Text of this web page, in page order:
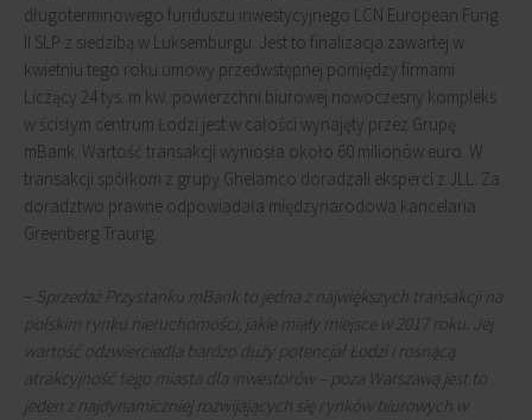
długoterminowego funduszu inwestycyjnego LCN European Fung
II SLP z siedzibą w Luksemburgu. Jest to finalizacja zawartej w
kwietniu tego roku umowy przedwstępnej pomiędzy firmami.
Liczący 24 tys. m kw. powierzchni biurowej nowoczesny kompleks
w ścisłym centrum Łodzi jest w całości wynajęty przez Grupę
mBank. Wartość transakcji wyniosła około 60 milionów euro. W
transakcji spółkom z grupy Ghelamco doradzali eksperci z JLL. Za
doradztwo prawne odpowiadała międzynarodowa kancelaria
Greenberg Traurig.
– Sprzedaż Przystanku mBank to jedna z największych transakcji na
polskim rynku nieruchomości, jakie miały miejsce w 2017 roku. Jej
wartość odzwierciedla bardzo duży potencjał Łodzi i rosnącą
atrakcyjność tego miasta dla inwestorów – poza Warszawą jest to
jeden z najdynamiczniej rozwijających się rynków biurowych w